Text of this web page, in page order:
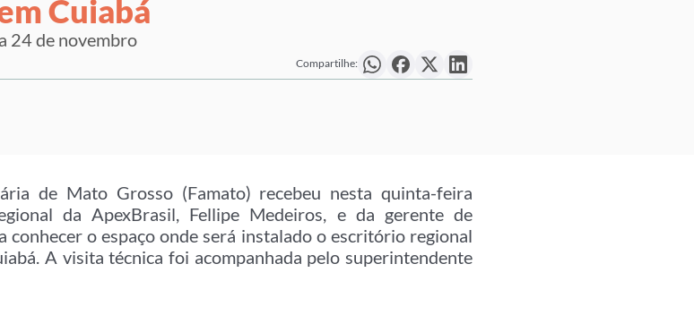
Cuiabá
24 de novembro
Compartilhe:
de Mato Grosso (Famato) recebeu nesta quinta-feira
da ApexBrasil, Fellipe Medeiros, e da gerente de
o espaço onde será instalado o escritório regional
A visita técnica foi acompanhada pelo superintendente